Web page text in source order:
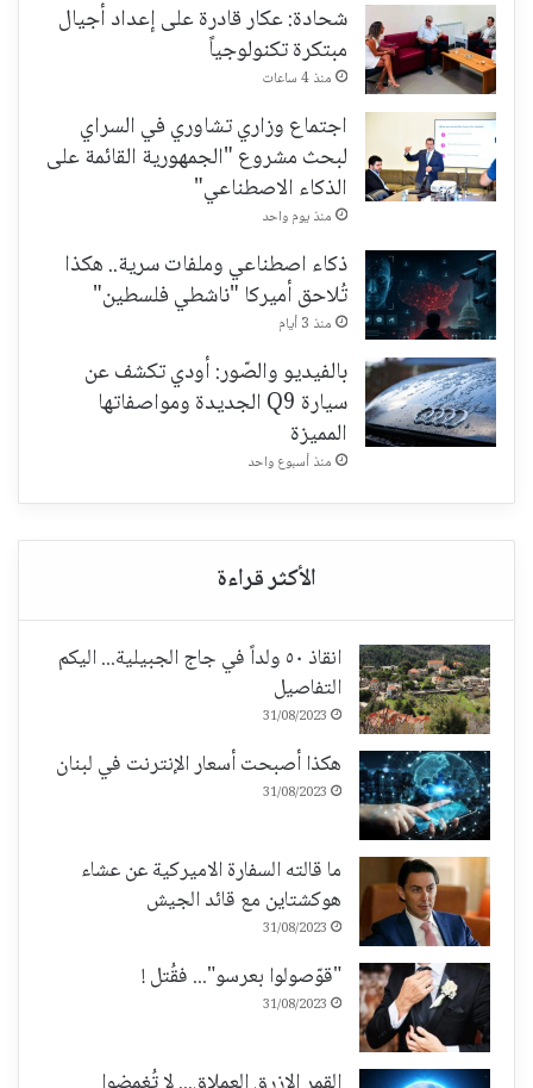
شحادة: عكار قادرة على إعداد أجيال
مبتكرة تكنولوجياً
منذ 4 ساعات
اجتماع وزاري تشاوري في السراي
لبحث مشروع "الجمهورية القائمة على
الذكاء الاصطناعي"
منذ يوم واحد
ذكاء اصطناعي وملفات سرية.. هكذا
تُلاحق أميركا "ناشطي فلسطين"
منذ 3 أيام
بالفيديو والصّور: أودي تكشف عن
سيارة Q9 الجديدة ومواصفاتها
المميزة
منذ أسبوع واحد
انقاذ ٥٠ ولداً في جاج الجبيلية... اليكم
التفاصيل
31/08/2023
هكذا أصبحت أسعار الإنترنت في لبنان
31/08/2023
ما قالته السفارة الاميركية عن عشاء
هوكشتاين مع قائد الجيش
31/08/2023
"قوّصولوا بعرسو"... فقُتل !
31/08/2023